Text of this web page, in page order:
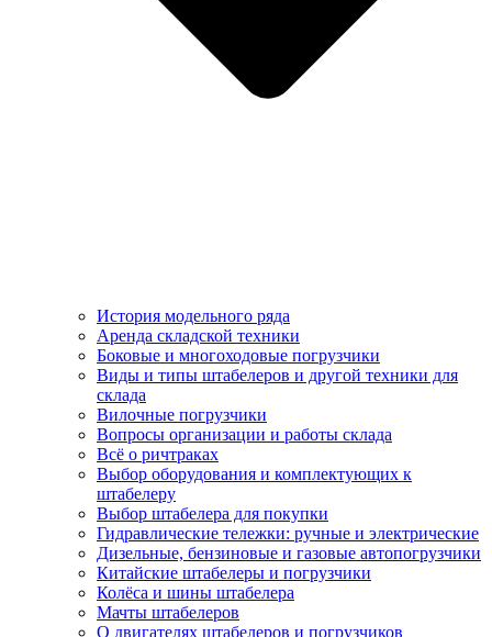
История модельного ряда
Аренда складской техники
Боковые и многоходовые погрузчики
Виды и типы штабелеров и другой техники для
склада
Вилочные погрузчики
Вопросы организации и работы склада
Всё о ричтраках
Выбор оборудования и комплектующих к
штабелеру
Выбор штабелера для покупки
Гидравлические тележки: ручные и электрические
Дизельные, бензиновые и газовые автопогрузчики
Китайские штабелеры и погрузчики
Колёса и шины штабелера
Мачты штабелеров
О двигателях штабелеров и погрузчиков